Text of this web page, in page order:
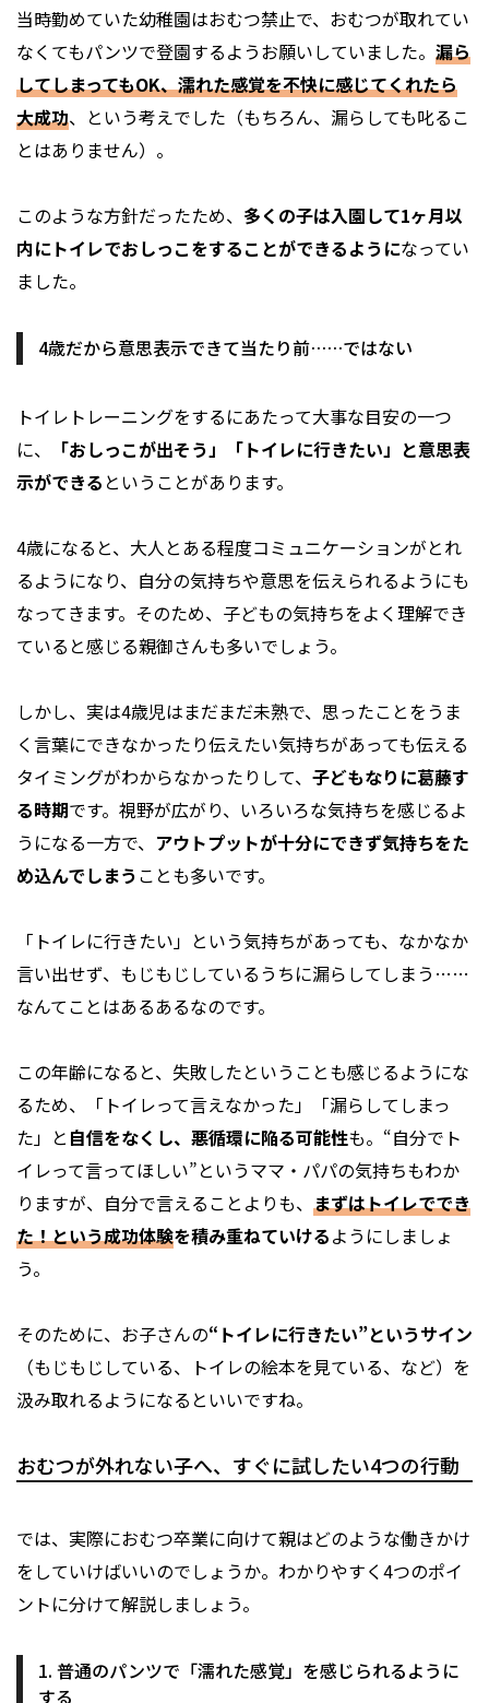
当時勤めていた幼稚園はおむつ禁止で、おむつが取れてい
なくてもパンツで登園するようお願いしていました。 漏ら
してしまってもOK、濡れた感覚を不快に感じてくれたら
大成功、という考えでした（もちろん、漏らしても叱るこ
とはありません）。
このような方針だったため、 多くの子は入園して1ヶ月以
内にトイレでおしっこをすることができるようになってい
ました。
4歳だから意思表示できて当たり前……ではない
トイレトレーニングをするにあたって大事な目安の一つ
に、
「おしっこが出そう」「トイレに行きたい」と意思表
示ができる ということがあります。
4歳になると、大人とある程度コミュニケーションがとれ
るようになり、自分の気持ちや意思を伝えられるようにも
なってきます。そのため、子どもの気持ちをよく理解でき
ていると感じる親御さんも多いでしょう。
しかし、実は4歳児はまだまだ未熟で、思ったことをうま
く言葉にできなかったり伝えたい気持ちがあっても伝える
タイミングがわからなかったりして、 子どもなりに葛藤す
る時期です。視野が広がり、いろいろな気持ちを感じるよ
うになる一方で、 アウトプットが十分にできず気持ちをた
め込んでしまうことも多いです。
「トイレに行きたい」という気持ちがあっても、なかなか
言い出せず、もじもじしているうちに漏らしてしまう……
なんてことはあるあるなのです。
この年齢になると、失敗したということも感じるようにな
るため、「トイレって言えなかった」「漏らしてしまっ
た」と 自信をなくし、悪循環に陥る可能性も。“自分でト
イレって言ってほしい”というママ・パパの気持ちもわか
りますが、自分で言えることよりも、 まずはトイレででき
た！という成功体験を積み重ねていけるようにしましょ
う。
そのために、お子さんの“トイレに行きたい”というサイン
（もじもじしている、トイレの絵本を見ている、など）を
汲み取れるようになるといいですね。
おむつが外れない子へ、すぐに試したい4つの行動
では、実際におむつ卒業に向けて親はどのような働きかけ
をしていけばいいのでしょうか。わかりやすく4つのポイ
ントに分けて解説しましょう。
1. 普通のパンツで「濡れた感覚」を感じられるように
する